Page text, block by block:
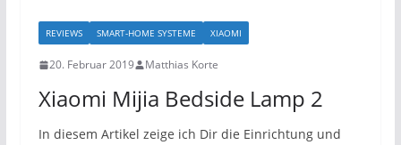
REVIEWS SMART-HOME SYSTEME XIAOMI
20. Februar 2019 Matthias Korte
Xiaomi Mijia Bedside Lamp 2
In diesem Artikel zeige ich Dir die Einrichtung und